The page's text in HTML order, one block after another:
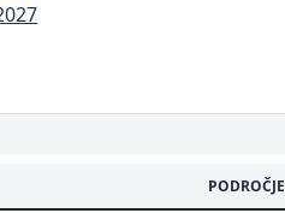
PODROČJE